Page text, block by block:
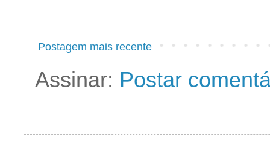
Postagem mais recente
Assinar: Postar